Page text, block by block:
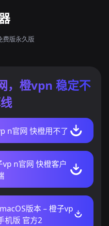
费版永久版
，橙vpn 稳定不
n官网 快橙用不了
n官网 快橙客户
版本 – 橙子vp
机版 官方2